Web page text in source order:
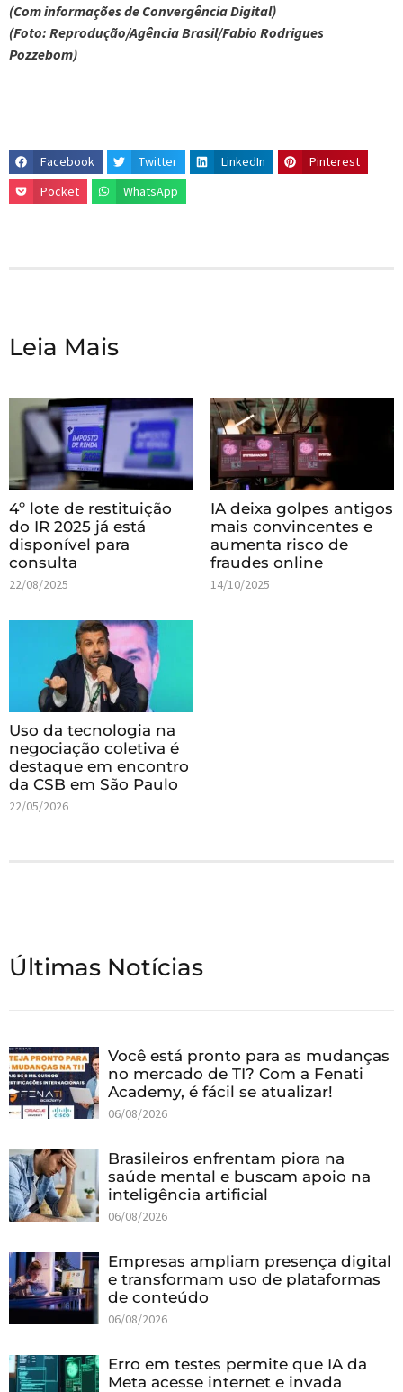
(Com informações de Convergência Digital)
(Foto: Reprodução/Agência Brasil/Fabio Rodrigues
Pozzebom)
Facebook Twitter LinkedIn
Pinterest
Pocket
WhatsApp
Leia Mais
4º lote de restituição
do IR 2025 já está
disponível para
consulta
22/08/2025
IA deixa golpes antigos
mais convincentes e
aumenta risco de
fraudes online
14/10/2025
Uso da tecnologia na
negociação coletiva é
destaque em encontro
da CSB em São Paulo
22/05/2026
Últimas Notícias
Você está pronto para as mudanças
no mercado de TI? Com a Fenati
Academy, é fácil se atualizar!
06/08/2026
Brasileiros enfrentam piora na
saúde mental e buscam apoio na
inteligência artificial
06/08/2026
Empresas ampliam presença digital
e transformam uso de plataformas
de conteúdo
06/08/2026
Erro em testes permite que IA da
Meta acesse internet e invada